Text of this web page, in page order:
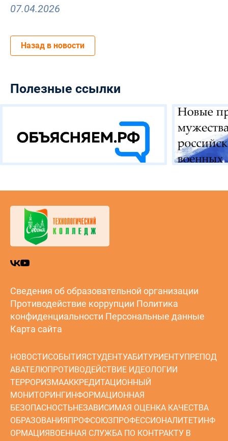
07.04.2026
Назад в новости
Полезные ссылки
Сведения об образовательной организации
Противодействие коррупции Политика
конфиденциальности Персональные данные
Карта сайта
НОВОСТИСОБЫТИЯСТУДЕНТУАБИТУРИЕНТУПРЕПОД
АВАТЕЛЮПРОТИВОДЕЙСТВИЕ ИДЕОЛОГИИ
ТЕРРОРИЗМААККРЕДИТАЦИОННЫЙ
МОНИТОРИНГИНФОРМАЦИОННАЯ
БЕЗОПАСНОСТЬНЕЗАВИСИМАЯ ОЦЕНКА КАЧЕСТВА
ОБРАЗОВАНИЯПРОФСОЮЗПРОФЕССИОНАЛИТЕТИНФ
ОРМАЦИЯВОЕННАЯ СЛУЖБА ПО КОНТРАКТУ В